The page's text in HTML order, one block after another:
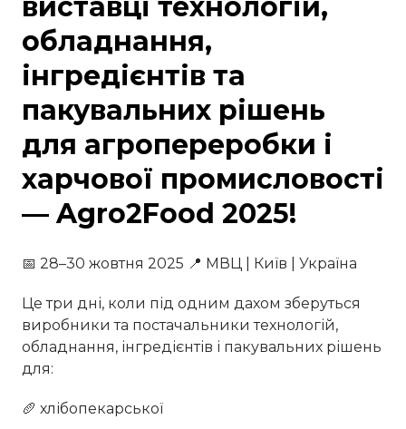
виставці технологій,
обладнання,
інгредієнтів та
пакувальних рішень
для агропереробки і
харчової промисловості
— Agro2Food 2025!
📅 28–30 жовтня 2025 📍 МВЦ | Київ | Україна
Це три дні, коли під одним дахом зберуться
виробники та постачальники технологій,
обладнання, інгредієнтів і пакувальних рішень
для:
🥖 хлібопекарської